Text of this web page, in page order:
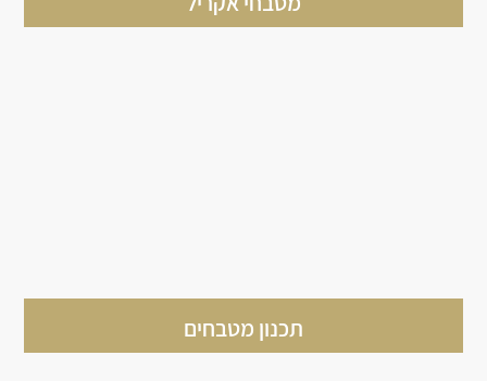
תכנון מטבחים